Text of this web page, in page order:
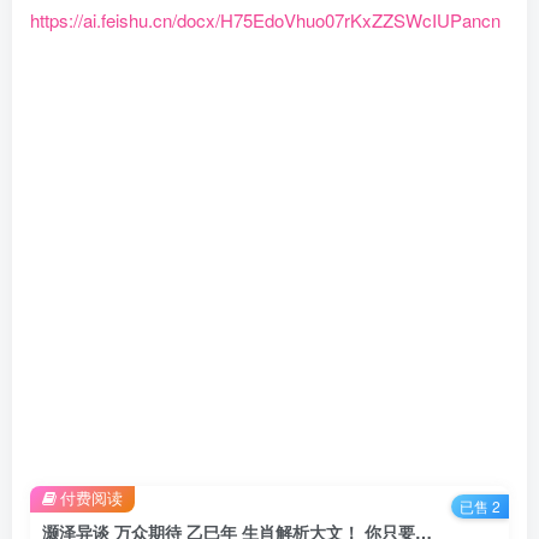
https://ai.feishu.cn/docx/H75EdoVhuo07rKxZZSWcIUPancn
灏泽异谈 万众期待 乙巳年 生肖解析大文！ 你只要照着做，一整年都会财福顺利！ (超细节整理)PDF
付费阅读 已售 2